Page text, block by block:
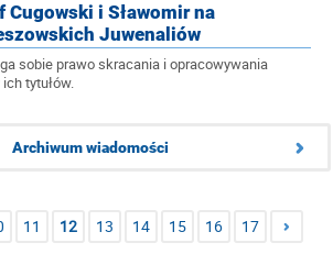
Cugowski i Sławomir na
Juwenaliów
sobie prawo skracania i opracowywania
tytułów.
Archiwum wiadomości
11 12 13 14 15 16 17